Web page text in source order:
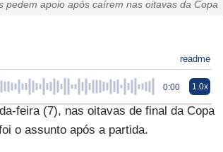
pedem apoio após caírem nas oitavas da Copa
readme
0:00 1.0x
feira (7), nas oitavas de final da Copa
o assunto após a partida.